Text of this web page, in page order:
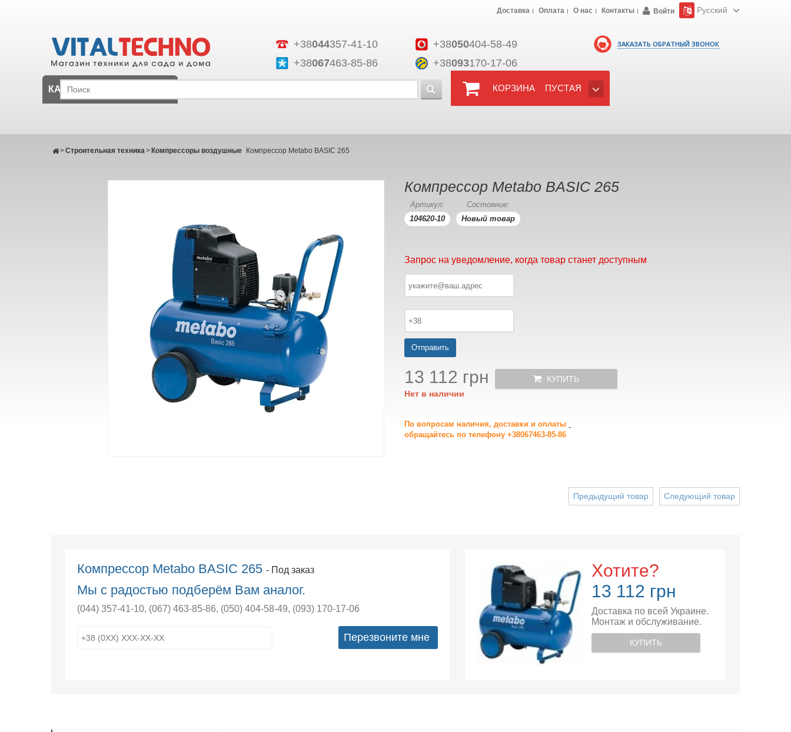
ЗАКАЗАТЬ ОБРАТНЫЙ ЗВОНОК
+38044357-41-10 +38050404-58-49
+38067463-85-86 +38093170-17-06
Доставка Оплата О нас Контакты Войти Русский
КОРЗИНА ПУСТАЯ
КАТАЛОГ
Строительная техника
> Компрессоры воздушные
> Компрессор Metabo BASIC 265
Компрессор Metabo BASIC 265
Артикул:
104620-10
Состояние:
Новый товар
Запрос на уведомление, когда товар станет доступным
Отправить
13 112 грн
Нет в наличии
КУПИТЬ
По вопросам наличия, доставки и оплаты
обращайтесь по телефону +38067463-85-86
Следующий товар
Предыдущий товар
Компрессор Metabo BASIC 265- Под заказ
Мы с радостью подберём Вам аналог.
(044) 357-41-10, (067) 463-85-86, (050) 404-58-49, (093) 170-17-06
Перезвоните мне
Хотите?
13 112 грн
Доставка по всей Украине.
Монтаж и обслуживание.
КУПИТЬ